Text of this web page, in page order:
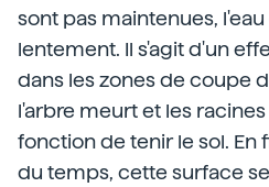
sont pas maintenues,
lentement. Il s'agit d'un
dans les zones de coupe
l'arbre meurt et les
fonction de tenir le sol. En
du temps, cette surface